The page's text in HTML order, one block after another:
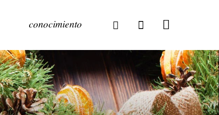
conocimiento